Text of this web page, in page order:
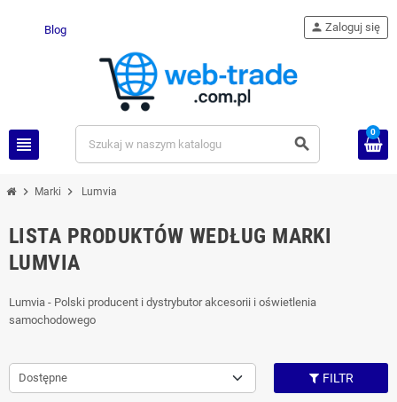
Blog
view_headline search
person Zaloguj się
0
chevron_right Marki chevron_right Lumvia
LISTA PRODUKTÓW WEDŁUG MARKI
LUMVIA
Lumvia - Polski producent i dystrybutor akcesorii i oświetlenia
samochodowego
Dostępne FILTR